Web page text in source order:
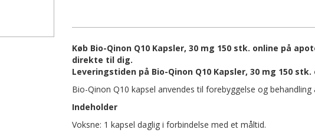
Køb Bio-Qinon Q10 Kapsler, 30 mg 150 stk. online på
direkte til dig.
Leveringstiden på Bio-Qinon Q10 Kapsler, 30 mg 150
Bio-Qinon Q10 kapsel anvendes til forebyggelse og
Indeholder
Voksne: 1 kapsel daglig i forbindelse med et måltid.